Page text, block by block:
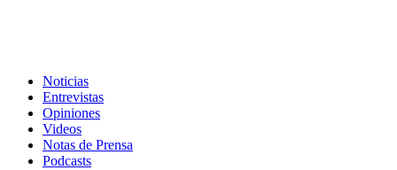
Noticias
Entrevistas
Opiniones
Videos
Notas de Prensa
Podcasts